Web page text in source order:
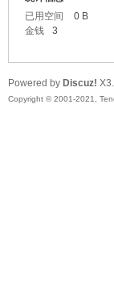
资
已用空间
0 B
金钱
3
Powered by Discuz!
Copyright © 2001-2021,